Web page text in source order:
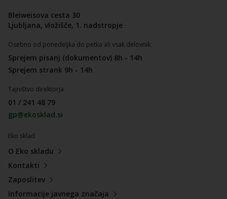
Bleiweisova cesta 30
Ljubljana, vložišče, 1. nadstropje
Osebno od ponedeljka do petka ali vsak delovnik:
Sprejem pisanj (dokumentov) 8h - 14h
Sprejem strank 9h - 14h
Tajništvo direktorja
01 / 241 48 79
gp@ekosklad.si
Eko sklad
O Eko skladu
Kontakti
Zaposlitev
Informacije javnega značaja